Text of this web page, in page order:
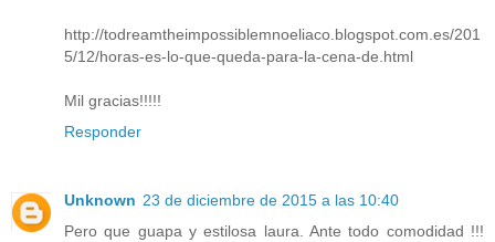
http://todreamtheimpossiblemnoeliaco.blogspot.com.es/201
5/12/horas-es-lo-que-queda-para-la-cena-de.html
Mil gracias!!!!!
Responder
Unknown 23 de diciembre de 2015 a las 10:40
Pero que guapa y estilosa laura. Ante todo comodidad !!!